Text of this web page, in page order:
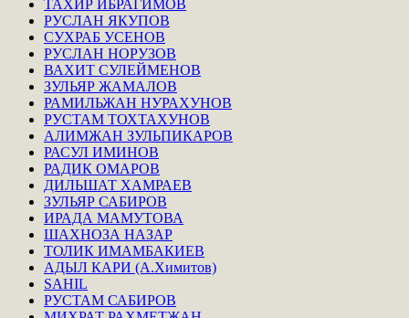
ТАХИР ИБРАГИМОВ
РУСЛАН ЯКУПОВ
СУХРАБ УСЕНОВ
РУСЛАН НОРУЗОВ
ВАХИТ СУЛЕЙМЕНОВ
ЗУЛЬЯР ЖАМАЛОВ
РАМИЛЬЖАН НУРАХУНОВ
РУСТАМ ТОХТАХУНОВ
АЛИМЖАН ЗУЛЬПИКАРОВ
РАСУЛ ИМИНОВ
РАДИК ОМАРОВ
ДИЛЬШАТ ХАМРАЕВ
ЗУЛЬЯР САБИРОВ
ИРАДА МАМУТОВА
ШАХНОЗА НАЗАР
ТОЛИК ИМАМБАКИЕВ
АДЫЛ КАРИ (А.Химитов)
SAHIL
РУСТАМ САБИРОВ